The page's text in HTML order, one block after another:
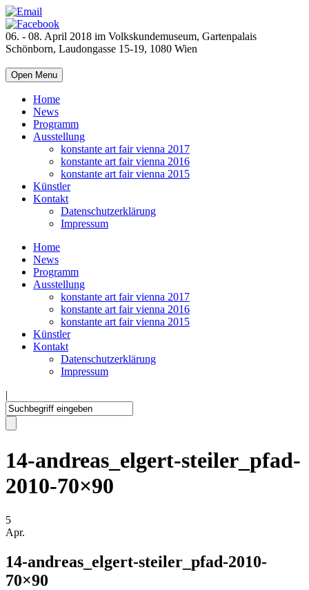
06. - 08. April 2018 im Volkskundemuseum, Gartenpalais
Schönborn, Laudongasse 15-19, 1080 Wien
Open Menu
Home
News
Programm
Ausstellung
konstante art fair vienna 2017
konstante art fair vienna 2016
konstante art fair vienna 2015
Künstler
Kontakt
Datenschutzerklärung
Impressum
Home
News
Programm
Ausstellung
konstante art fair vienna 2017
konstante art fair vienna 2016
konstante art fair vienna 2015
Künstler
Kontakt
Datenschutzerklärung
Impressum
|
14-andreas_elgert-steiler_pfad-
2010-70×90
5
Apr.
14-andreas_elgert-steiler_pfad-2010-
70×90